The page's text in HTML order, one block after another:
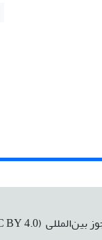
بین‌المللی (CC BY 4.0)